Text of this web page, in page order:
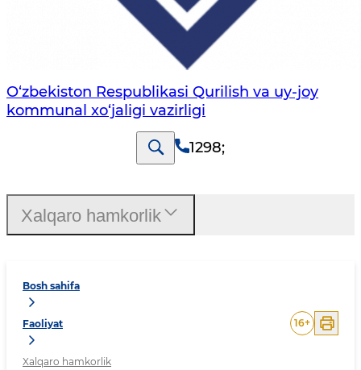
O‘zbekiston Respublikasi Qurilish va uy-joy
kommunal xo‘jaligi vazirligi
1298;
Bosh sahifa
Faoliyat
Xalqaro hamkorlik
16+
Xalqaro hamkorlik